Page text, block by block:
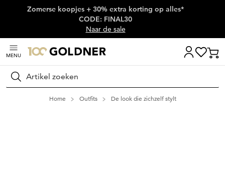
Skip naar hoofdinhoud
Zomerse koopjes + 30% extra korting op alles*
CODE: FINAL30
Naar de sale
MENU
Zoeken
Home Outfits De look die zichzelf stylt